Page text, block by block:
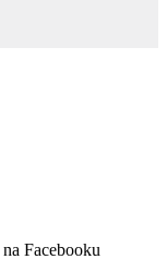
Facebooku